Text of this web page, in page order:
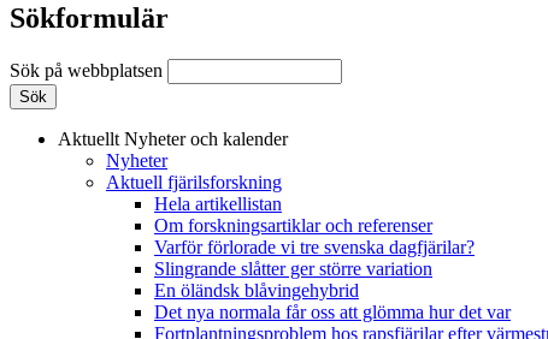
Sökformulär
Sök på webbplatsen
Aktuellt Nyheter och kalender
Nyheter
Aktuell fjärilsforskning
Hela artikellistan
Om forskningsartiklar och referenser
Varför förlorade vi tre svenska dagfjärilar?
Slingrande slåtter ger större variation
En öländsk blåvingehybrid
Det nya normala får oss att glömma hur det var
Fortplantningsproblem hos rapsfjärilar efter